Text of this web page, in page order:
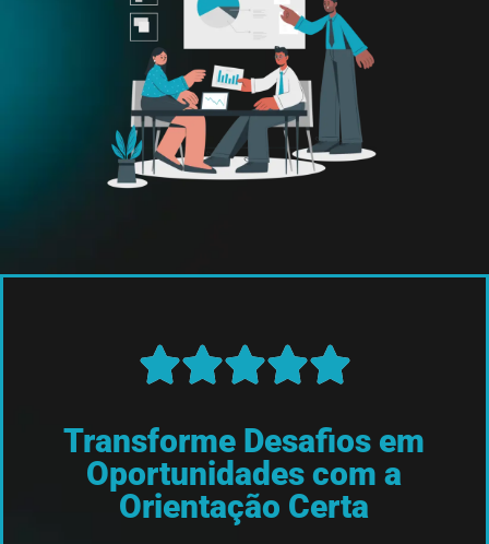
Transforme Desafios em
Oportunidades com a
Orientação Certa